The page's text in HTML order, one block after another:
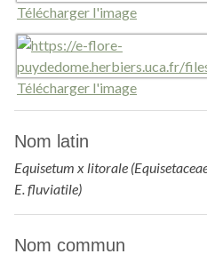
Télécharger l'image
Télécharger l'image
Nom latin
Equisetum x litorale
E. fluviatile)
Nom commun